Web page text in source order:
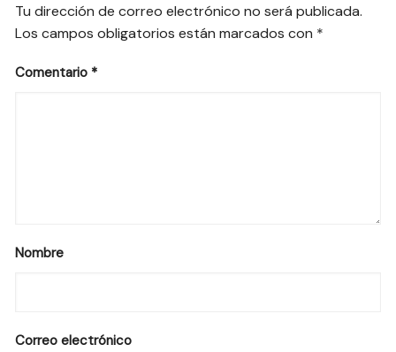
Tu dirección de correo electrónico no será publicada.
Los campos obligatorios están marcados con *
Comentario *
Nombre
Correo electrónico